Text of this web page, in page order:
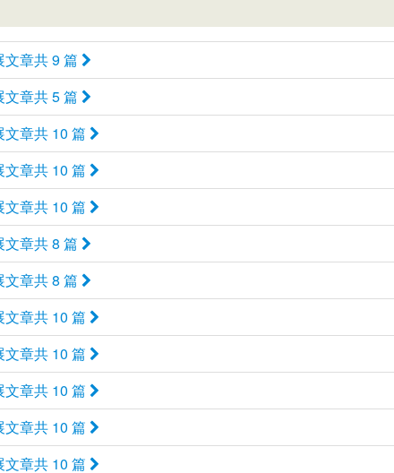
章共 9 篇
章共 5 篇
章共 10 篇
章共 10 篇
章共 10 篇
章共 8 篇
章共 8 篇
章共 10 篇
章共 10 篇
章共 10 篇
章共 10 篇
章共 10 篇